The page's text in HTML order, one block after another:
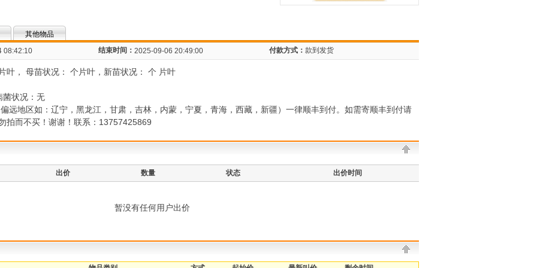
其他物品
08:42:10
结束时间： 2025-09-06 20:49:00 付款方式： 款到发货
叶， 母苗状况： 个片叶，新苗状况： 个 片叶
菌状况：无
远地区如：辽宁，黑龙江，甘肃，吉林，内蒙，宁夏，青海，西藏，新疆）一律顺丰到付。如需寄顺丰到付请
拍而不买！谢谢！联系：13757425869
出价 数量 状态 出价时间
暂没有任何用户出价